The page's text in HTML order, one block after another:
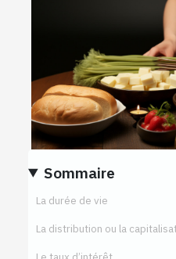
Sommaire
La durée de vie
La distribution ou la